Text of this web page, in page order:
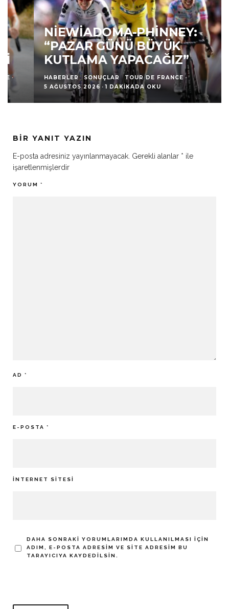
NIEWIADOMA-PHINNEY:
“PAZAR GÜNÜ BÜYÜK
KUTLAMA YAPACAĞIZ”
HABERLER SONUÇLAR TOUR DE FRANCE ·
5 AĞUSTOS 2026 · 1 DAKIKADA OKU
BIR YANIT YAZIN
E-posta adresiniz yayınlanmayacak. Gerekli alanlar * ile
işaretlenmişlerdir
YORUM *
AD *
E-POSTA *
İNTERNET SITESI
DAHA SONRAKI YORUMLARIMDA KULLANILMASI IÇIN
ADIM, E-POSTA ADRESIM VE SITE ADRESIM BU
TARAYICIYA KAYDEDILSIN.